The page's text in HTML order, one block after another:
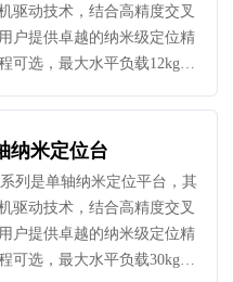
驱动技术，结合高精度交叉
户提供卓越的纳米级定位精
可选，最大水平负载12kg，
。全行程平面度和直线度小
，重复定位精度
度，灵活行程，高动态性能
合性纳米定位平台，可应用
疗领域的基因测序、光纤微
圆缺陷检测、测量检测、表
纳米定位台
列是单轴纳米定位平台，其
驱动技术，结合高精度交叉
户提供卓越的纳米级定位精
可选，最大水平负载30kg，